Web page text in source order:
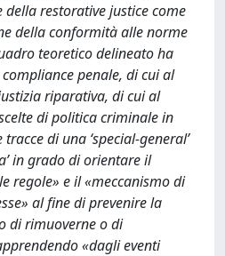
restorative justice come
della conformità alle norme
teoretico delineato ha
penale, di cui al
riparativa, di cui al
di politica criminale in
di una ‘special-general’
in grado di orientare il
regole» e il «meccanismo di
al fine di prevenire la
di rimuoverne o di
«dagli eventi